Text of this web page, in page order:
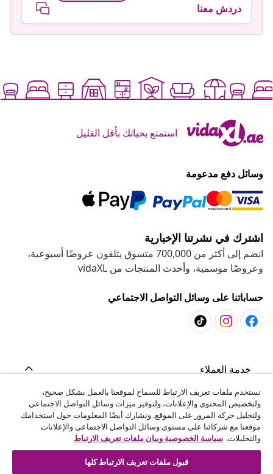
دردش معنا
استمتع بحياتك بأقل القليل
وسائل دفع مدعومة
اشترك في نشرتنا الإخبارية
انضم إلى أكثر من 700,000 متسوق يتلقون عروضًا أسبوعية،
وعروضًا موسمية، وأحدث المنتجات من vidaXL
حساباتنا على وسائل التواصل الاجتماعي
خدمة العملاء
المشاريع
vidaXL
نستخدم ملفات تعريف الارتباط للسماح لموقعنا بالعمل بشكل صحيح،
ولتخصيص المحتوى والإعلانات، ولتوفير ميزات وسائل التواصل الاجتماعي
ولتحليل حركة المرور على الموقع. ونشارك أيضًا المعلومات حول استخدامك
موقعنا مع شركائنا على مستوى وسائل التواصل الاجتماعي والإعلانات
والتحليلات. سياسة الخصوصية وبيان ملفات تعريف الارتباط
قبول ملفات تعريف الارتباط كلها